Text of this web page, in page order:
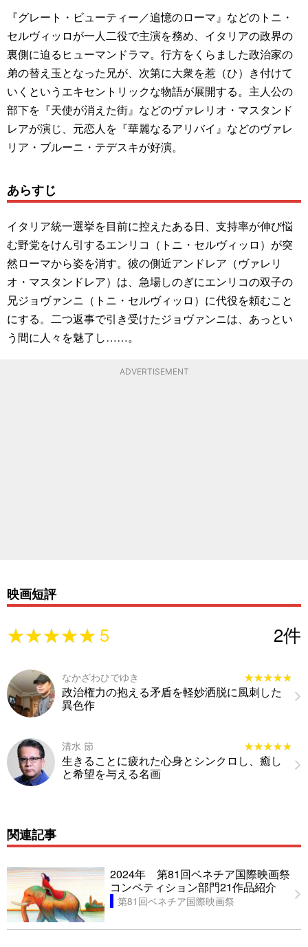
『グレート・ビューティー／追憶のローマ』などのトニ・
セルヴィッロが一人二役で主演を務め、イタリアの政界の
裏側に迫るヒューマンドラマ。行方をくらました政治家の
弟の替え玉となった兄が、次第に大衆を惹（ひ）き付けて
いくというエキセントリックな物語が展開する。主人公の
部下を『天使が消えた街』などのヴァレリオ・マスタンド
レアが演じ、元恋人を『華麗なるアリバイ』などのヴァレ
リア・ブルーニ・テデスキが好演。
あらすじ
イタリア統一選挙を目前に控えたある日、支持率が伸び悩
む野党をけん引するエンリコ（トニ・セルヴィッロ）が突
然ローマから姿を消す。彼の側近アンドレア（ヴァレリ
オ・マスタンドレア）は、急場しのぎにエンリコの双子の
兄ジョヴァンニ（トニ・セルヴィッロ）に代役を頼むこと
にする。二つ返事で引き受けたジョヴァンニは、あっとい
う間に人々を魅了し……。
ADVERTISEMENT
映画短評
★★★★★
★★★★★ 5 2件
なかざわひでゆき ★★★★★
★★★★★
政治権力の抱える矛盾を軽妙洒脱に風刺した
異色作
清水 節 ★★★★★
★★★★★
生きることに疲れた心身とシンクロし、癒し
と希望を与える名画
関連記事
2024年 第81回ベネチア国際映画祭
コンペティション部門21作品紹介
第81回ベネチア国際映画祭